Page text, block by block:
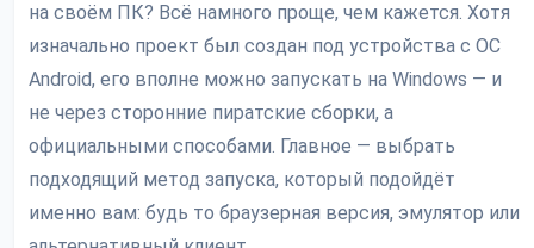
на своём ПК? Всё намного проще, чем кажется. Хотя
изначально проект был создан под устройства с ОС
Android, его вполне можно запускать на Windows — и
не через сторонние пиратские сборки, а
официальными способами. Главное — выбрать
подходящий метод запуска, который подойдёт
именно вам: будь то браузерная версия, эмулятор или